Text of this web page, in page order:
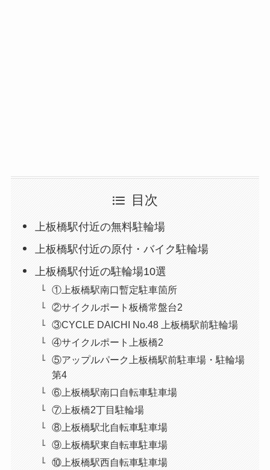
目次
上板橋駅付近の無料駐輪場
上板橋駅付近の原付・バイク駐輪場
上板橋駅付近の駐輪場10選
①上板橋駅南口暫定駐車箇所
②サイクルポート板橋常盤台2
③CYCLE DAICHI No.48 上板橋駅前駐輪場
④サイクルポート上板橋2
⑤アップルパーク上板橋駅前駐車場・駐輪場
第4
⑥上板橋駅南口自転車駐車場
⑦上板橋2丁目駐輪場
⑧上板橋駅北自転車駐車場
⑨上板橋駅東自転車駐車場
⑩上板橋駅西自転車駐車場